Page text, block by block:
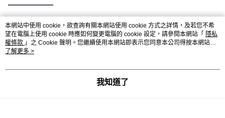
熱門標籤
本網站中使用 cookie，欲查詢有關本網站使用 cookie 方式之詳情，及若您不希
望在電腦上使用 cookie 時應如何變更電腦的 cookie 設定，請參閱本網站「 隱私
權條款 」之 Cookie 聲明。您繼續使用本網站即表示您同意本公司得按本網站使
用條款之 Cookie 聲明使用 cookie。
了解更多 >
我知道了